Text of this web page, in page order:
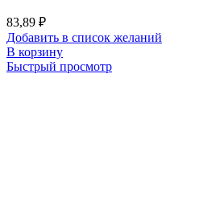
83,89 ₽
Добавить в список желаний
В корзину
Быстрый просмотр